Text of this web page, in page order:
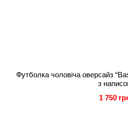
Футболка чоловіча оверсайз
з
1 750